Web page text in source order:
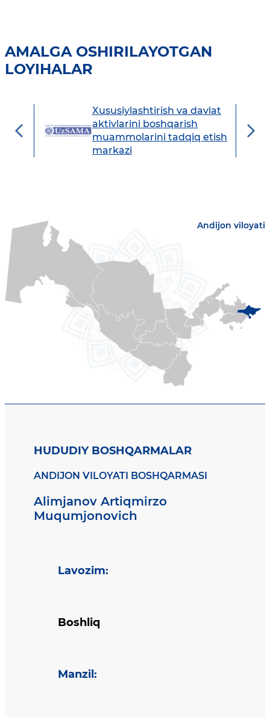
AMALGA OSHIRILAYOTGAN
LOYIHALAR
Xususiylashtirish va davlat
aktivlarini boshqarish
muammolarini tadqiq etish
markazi
Andijon viloyati
HUDUDIY BOSHQARMALAR
ANDIJON VILOYATI BOSHQARMASI
Alimjanov Artiqmirzo
Muqumjonovich
Lavozim:
Boshliq
Manzil :